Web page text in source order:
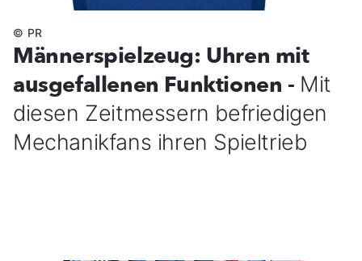
Männerspielzeug: Uhren mit
ausgefallenen Funktionen - Mit
diesen Zeitmessern befriedigen
Mechanikfans ihren Spieltrieb
© PR